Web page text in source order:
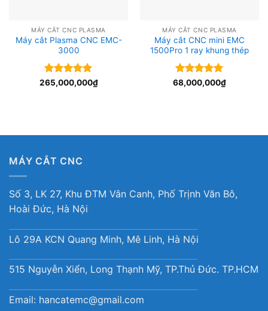
MÁY CẮT CNC PLASMA
Máy cắt Plasma CNC EMC-
3000
Được xếp
265,000,000₫
MÁY CẮT CNC PLASMA
Máy cắt CNC mini EMC
1500Pro 1 ray khung thép
Được xếp
68,000,000₫
MÁY CẮT CNC
Số 3, LK 27, Khu ĐTM Vân Canh, Phố Trịnh Văn Bô,
Hoài Đức, Hà Nội
Lô 29A KCN Quang Minh, Mê Linh, Hà Nội
515 Nguyễn Xiển, Long Thạnh Mỹ, TP.Thủ Đức. TP.HCM
Email: hancatemc@gmail.com